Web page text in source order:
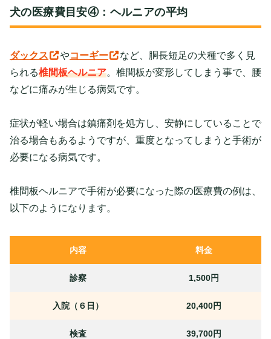
犬の医療費目安④：ヘルニアの平均
ダックス やコーギー
など、胴長短足の犬種で多く見
られる椎間板ヘルニア。椎間板が変形してしまう事で、腰
などに痛みが生じる病気です。
症状が軽い場合は鎮痛剤を処方し、安静にしていることで
治る場合もあるようですが、重度となってしまうと手術が
必要になる病気です。
椎間板ヘルニアで手術が必要になった際の医療費の例は、
以下のようになります。
内容 料金
診察 1,500円
入院（６日） 20,400円
検査 39,700円